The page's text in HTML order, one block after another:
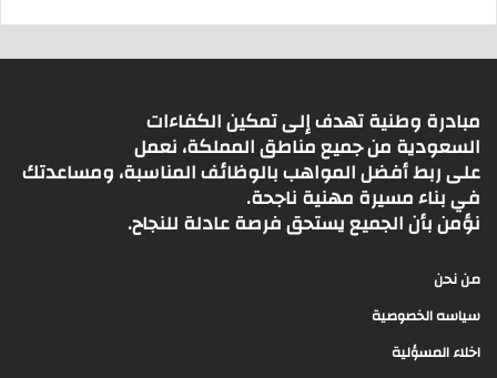
مبادرة وطنية تهدف إلى تمكين الكفاءات
السعودية من جميع مناطق المملكة، نعمل
على ربط أفضل المواهب بالوظائف المناسبة، ومساعدتك
في بناء مسيرة مهنية ناجحة.
نؤمن بأن الجميع يستحق فرصة عادلة للنجاح.
من نحن
سياسه الخصوصية
اخلاء المسؤلية